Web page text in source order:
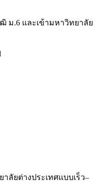
ม.6 และเข้ามหาวิทยาลัย
ลัยต่างประเทศแบบเร็ว–